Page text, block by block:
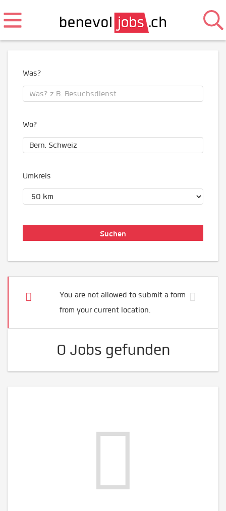
Was?
Wo?
Umkreis
You are not allowed to submit a form
from your current location.
0 Jobs gefunden